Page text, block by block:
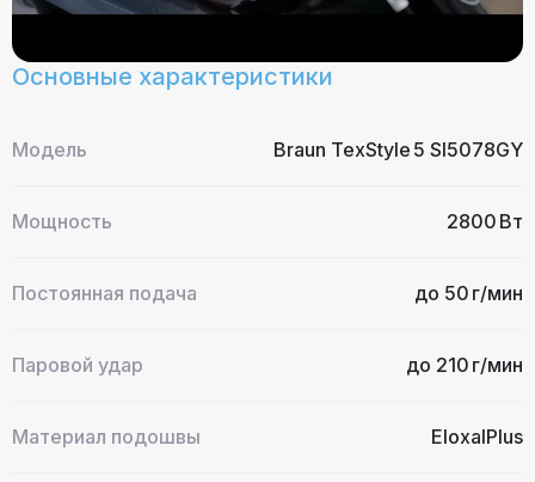
Основные характеристики
Модель Braun TexStyle 5 SI5078GY
Мощность 2800 Вт
Постоянная подача до 50 г/мин
Паровой удар до 210 г/мин
Материал подошвы EloxalPlus